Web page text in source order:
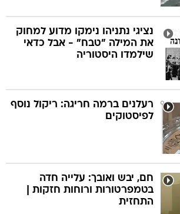
נציגי נתניהו נימקו מדוע למחוק
את המילה "טבח" - אבל כדאי
שילמדו היסטוריה
רעלנים ברמה חריגה: ריקול נוסף
לפיסטוקים
חם, יבש ואובך: עלייה חדה
בטמפרטורות ורוחות חזקות |
התחזית